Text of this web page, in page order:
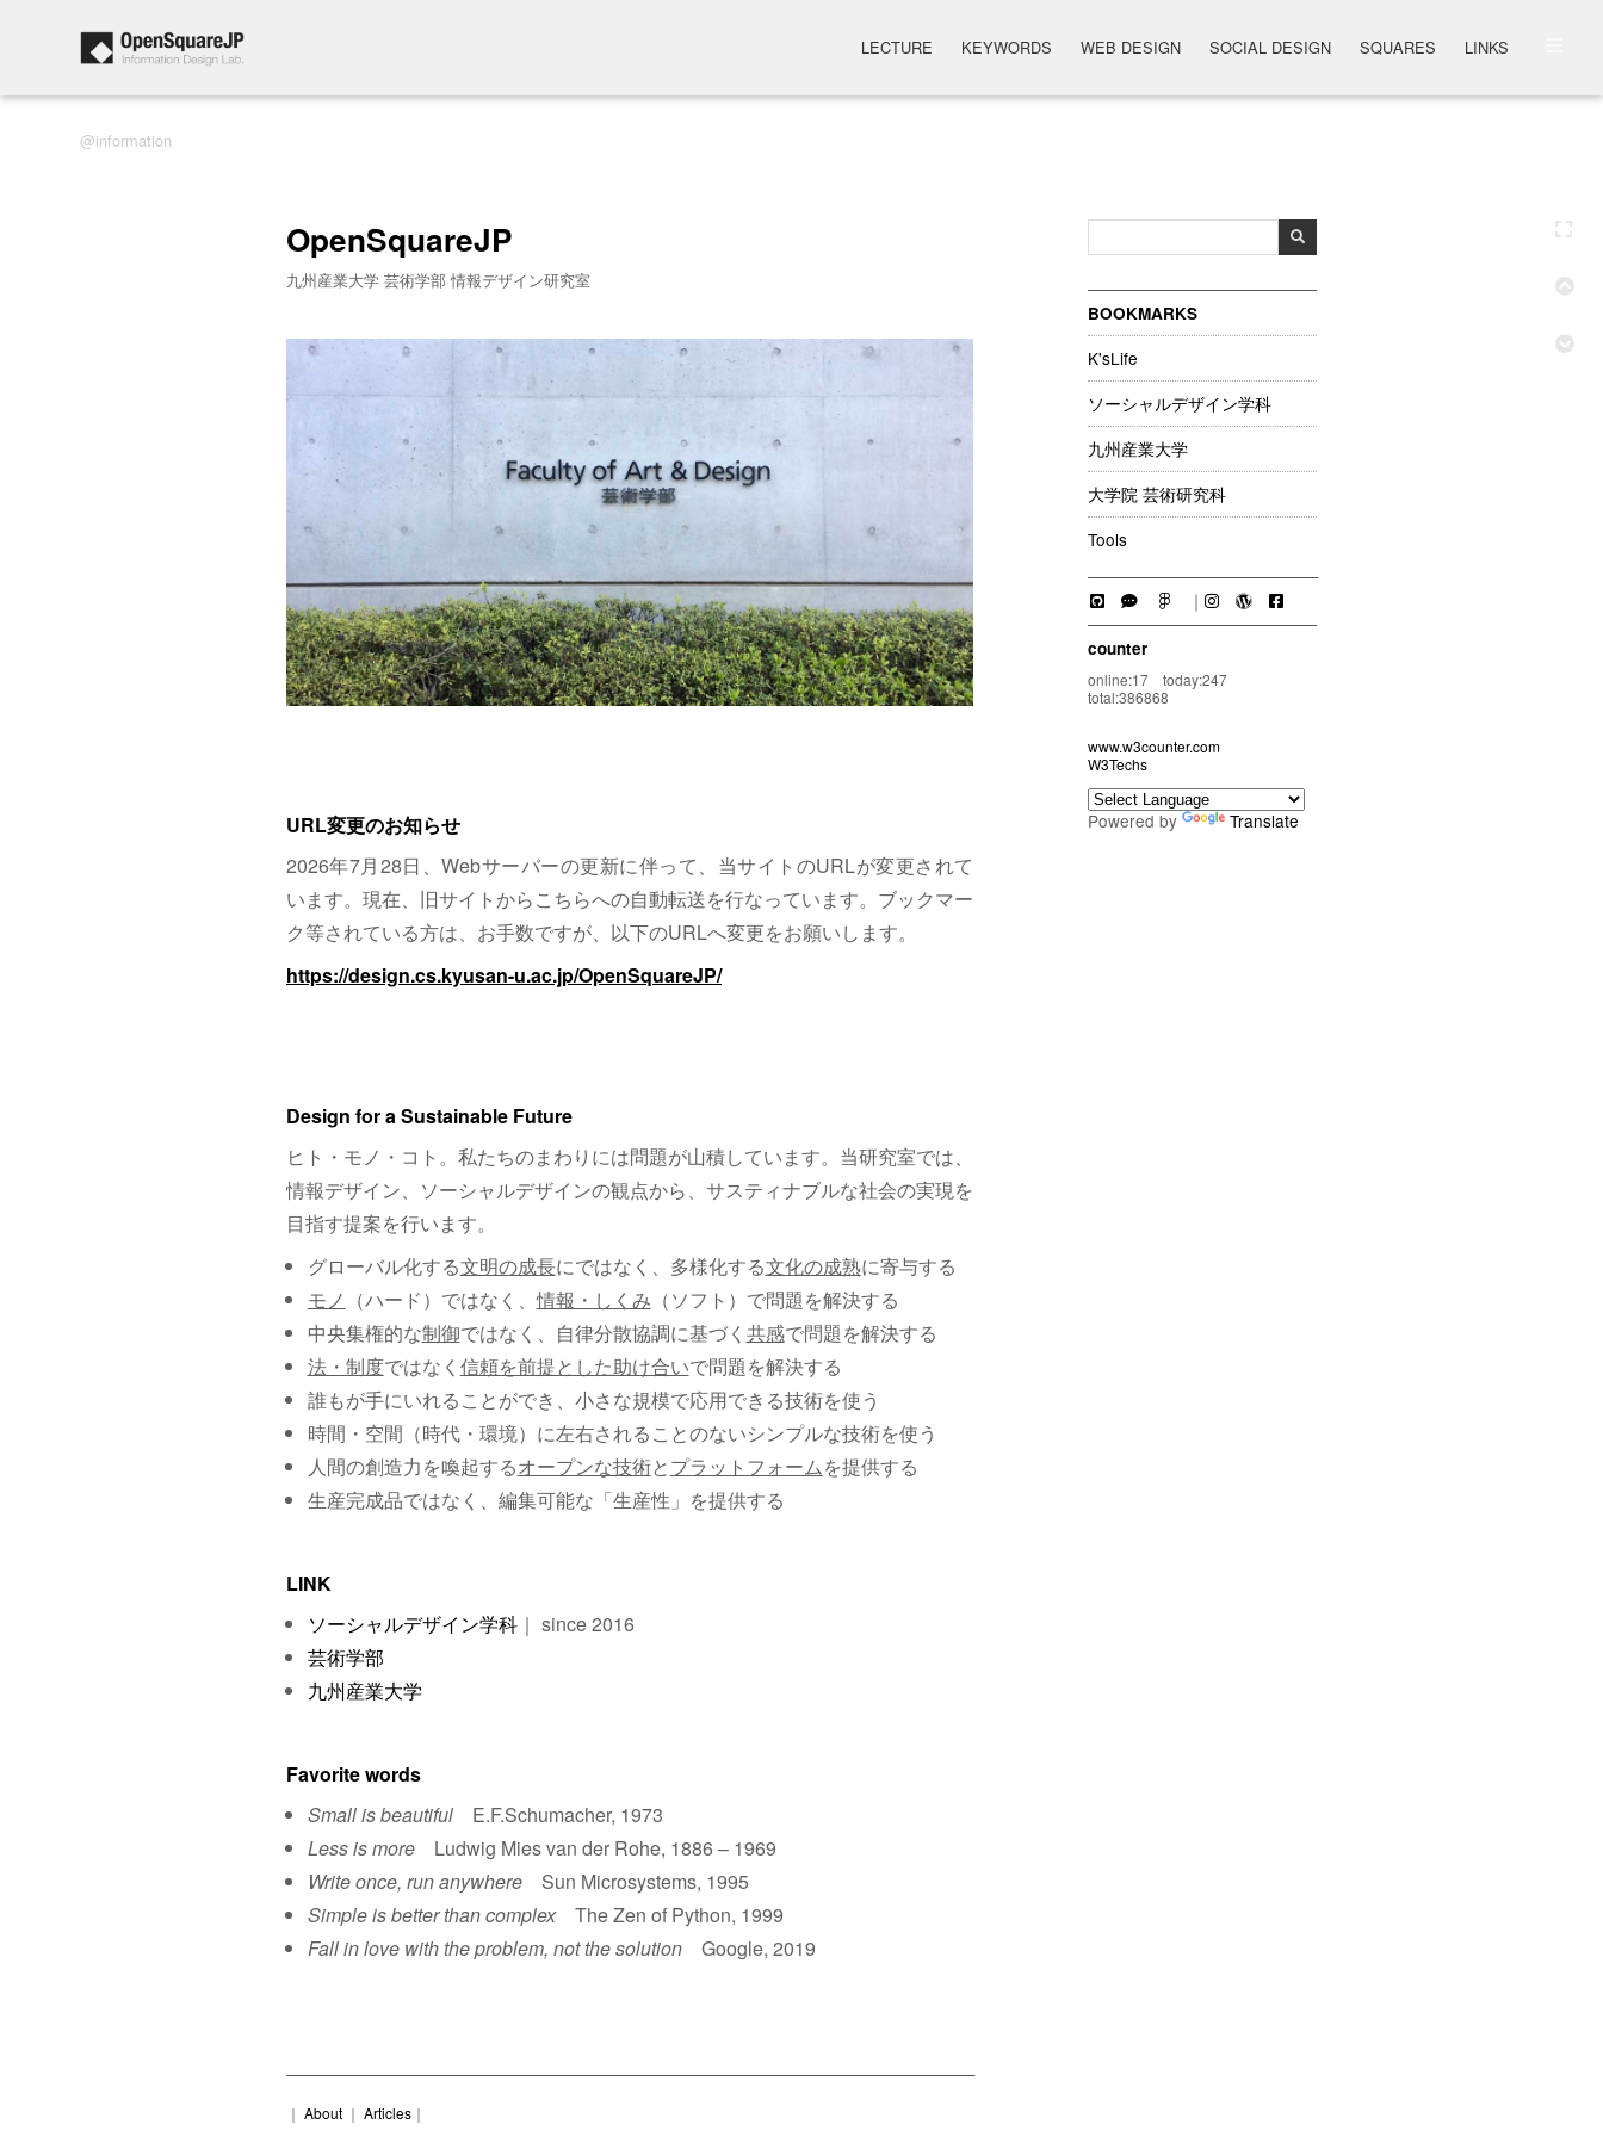
information
LECTURE KEYWORDS WEB DESIGN SOCIAL DESIGN SQUARES LINKS
BOOKMARKS
K'sLife
ソーシャルデザイン学科
九州産業大学
大学院 芸術研究科
Tools
｜
counter
online:17 today:247
total:386868
www.w3counter.com
W3Techs
Powered by Translate
OpenSquareJP
九州産業大学 芸術学部 情報デザイン研究室
URL変更のお知らせ
2026年7月28日、Webサーバーの更新に伴って、当サイトのURLが変更されて
います。現在、旧サイトからこちらへの自動転送を行なっています。ブックマー
ク等されている方は、お手数ですが、以下のURLへ変更をお願いします。
https://design.cs.kyusan-u.ac.jp/OpenSquareJP/
Design for a Sustainable Future
ヒト・モノ・コト。私たちのまわりには問題が山積しています。当研究室では、
情報デザイン、ソーシャルデザインの観点から、サスティナブルな社会の実現を
目指す提案を行います。
グローバル化する文明の成長にではなく、多様化する文化の成熟に寄与する
モノ （ハード）ではなく、情報・しくみ （ソフト）で問題を解決する
中央集権的な制御ではなく、自律分散協調に基づく 共感で問題を解決する
法・制度ではなく 信頼を前提とした助け合いで問題を解決する
誰もが手にいれることができ、小さな規模で応用できる技術を使う
時間・空間（時代・環境）に左右されることのないシンプルな技術を使う
人間の創造力を喚起するオープンな技術とプラットフォームを提供する
生産完成品ではなく、編集可能な「生産性」を提供する
LINK
ソーシャルデザイン学科｜ since 2016
芸術学部
九州産業大学
Favorite words
Small is beautifulE.F.Schumacher, 1973
Less is moreLudwig Mies van der Rohe, 1886 – 1969
Write once, run anywhereSun Microsystems, 1995
Simple is better than complexThe Zen of Python, 1999
Fall in love with the problem, not the solutionGoogle, 2019
｜ About ｜ Articles ｜